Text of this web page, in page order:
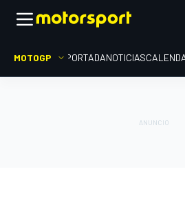
MOTOGP PORTADANOTICIAS